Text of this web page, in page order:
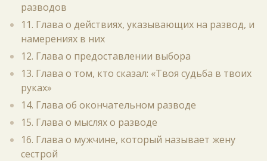
разводов
11. Глава о действиях, указывающих на развод, и
намерениях в них
12. Глава о предоставлении выбора
13. Глава о том, кто сказал: «Твоя судьба в твоих
руках»
14. Глава об окончательном разводе
15. Глава о мыслях о разводе
16. Глава о мужчине, который называет жену
сестрой